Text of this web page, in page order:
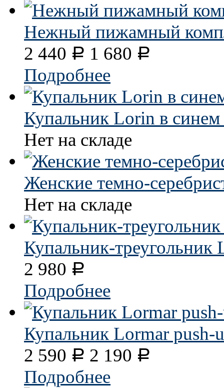
Нежный пижамный
2 440 Р 1 680 Р
Подробнее
Купальник Lorin в синем
Нет на складе
Женские темно-
Нет на складе
Купальник-
2 980 Р
Подробнее
Купальник Lormar push-
2 590 Р 2 190 Р
Подробнее